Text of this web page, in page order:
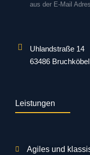
aus der E-Mail
Uhlandstraße 14
63486 Bruchköbel
Leistungen
Agiles und